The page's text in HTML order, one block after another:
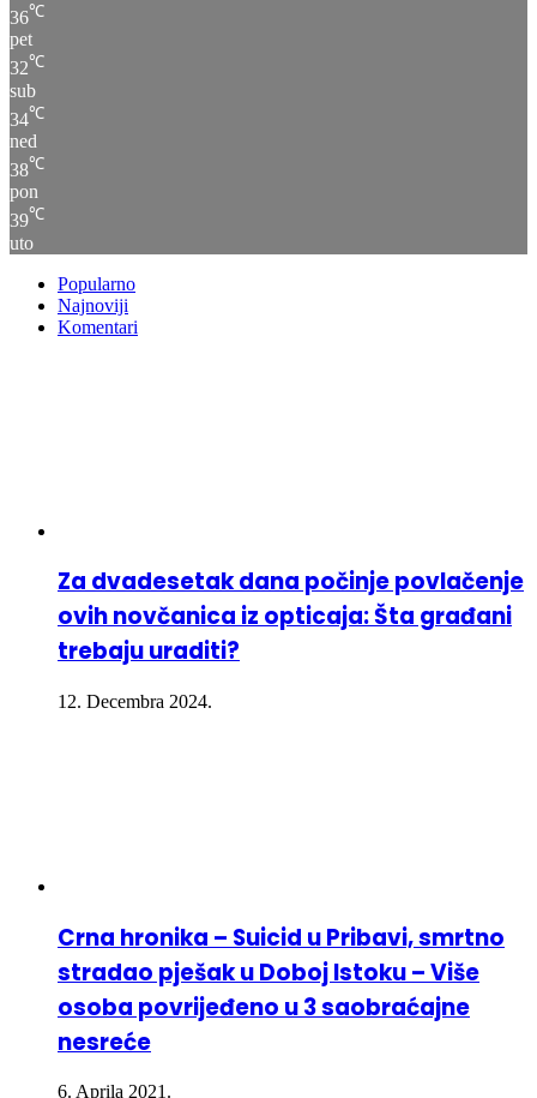
36℃
pet
32℃
sub
34℃
ned
38℃
pon
39℃
uto
Popularno
Najnoviji
Komentari
Za dvadesetak dana počinje povlačenje
ovih novčanica iz opticaja: Šta građani
trebaju uraditi?
12. Decembra 2024.
Crna hronika – Suicid u Pribavi, smrtno
stradao pješak u Doboj Istoku – Više
osoba povrijeđeno u 3 saobraćajne
nesreće
6. Aprila 2021.